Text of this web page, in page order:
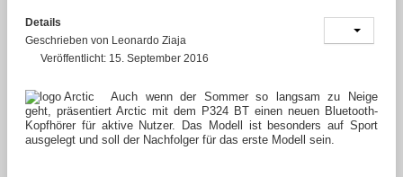
Details
Geschrieben von Leonardo Ziaja
Veröffentlicht: 15. September 2016
Auch wenn der Sommer so langsam zu Neige
geht, präsentiert Arctic mit dem P324 BT einen neuen Bluetooth-
Kopfhörer für aktive Nutzer. Das Modell ist besonders auf Sport
ausgelegt und soll der Nachfolger für das erste Modell sein.